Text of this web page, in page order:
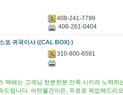
408-241-7799
408-261-0404
코 귀국이사 ((CAL BOX) )
310-800-6581
택배는 고객님 한분한분 만족 시키려 노력하
드립니다. 어떤물건이든, 무료로 픽업해드리